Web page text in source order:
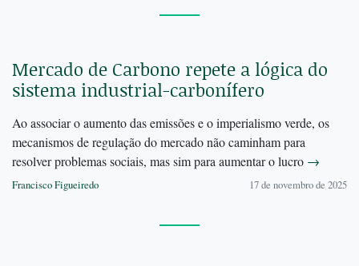
Mercado de Carbono repete a lógica do
sistema industrial-carbonífero
Ao associar o aumento das emissões e o imperialismo verde, os
mecanismos de regulação do mercado não caminham para
resolver problemas sociais, mas sim para aumentar o lucro →
Francisco Figueiredo 17 de novembro de 2025